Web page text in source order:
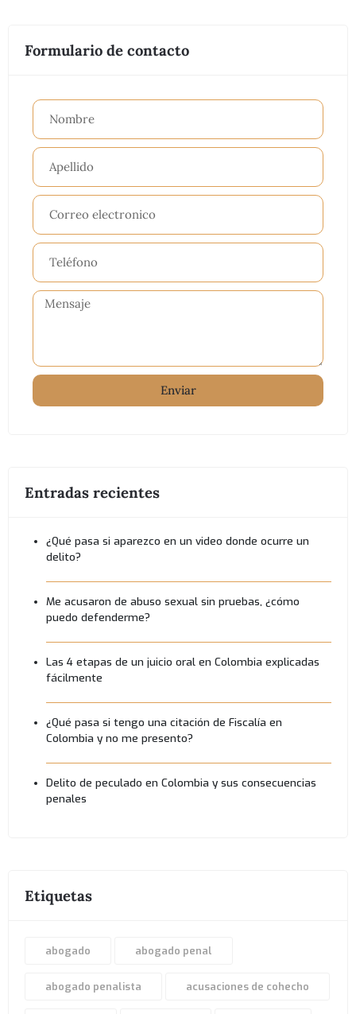
Formulario de contacto
Enviar
Entradas recientes
¿Qué pasa si aparezco en un video donde ocurre un
delito?
Me acusaron de abuso sexual sin pruebas, ¿cómo
puedo defenderme?
Las 4 etapas de un juicio oral en Colombia explicadas
fácilmente
¿Qué pasa si tengo una citación de Fiscalía en
Colombia y no me presento?
Delito de peculado en Colombia y sus consecuencias
penales
Etiquetas
abogado abogado penal
abogado penalista acusaciones de cohecho